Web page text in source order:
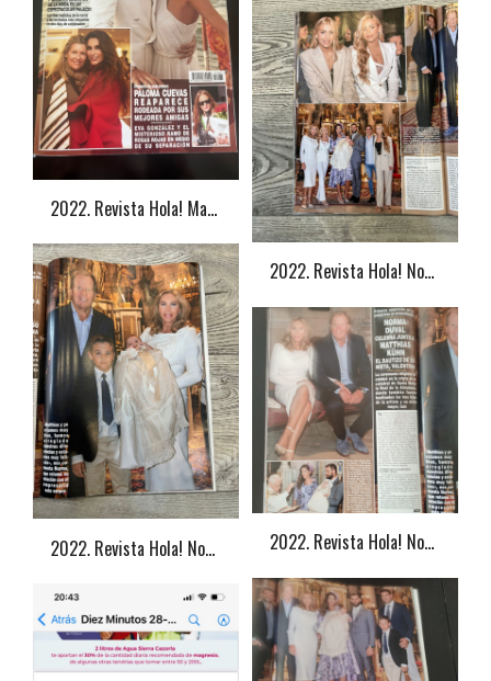
2022. Revista Hola! Marta Sánchez
2022. Revista Hola! Norma Duval
2022. Revista Hola! Norma Duval 2022. Revista Hola! Norma Duval